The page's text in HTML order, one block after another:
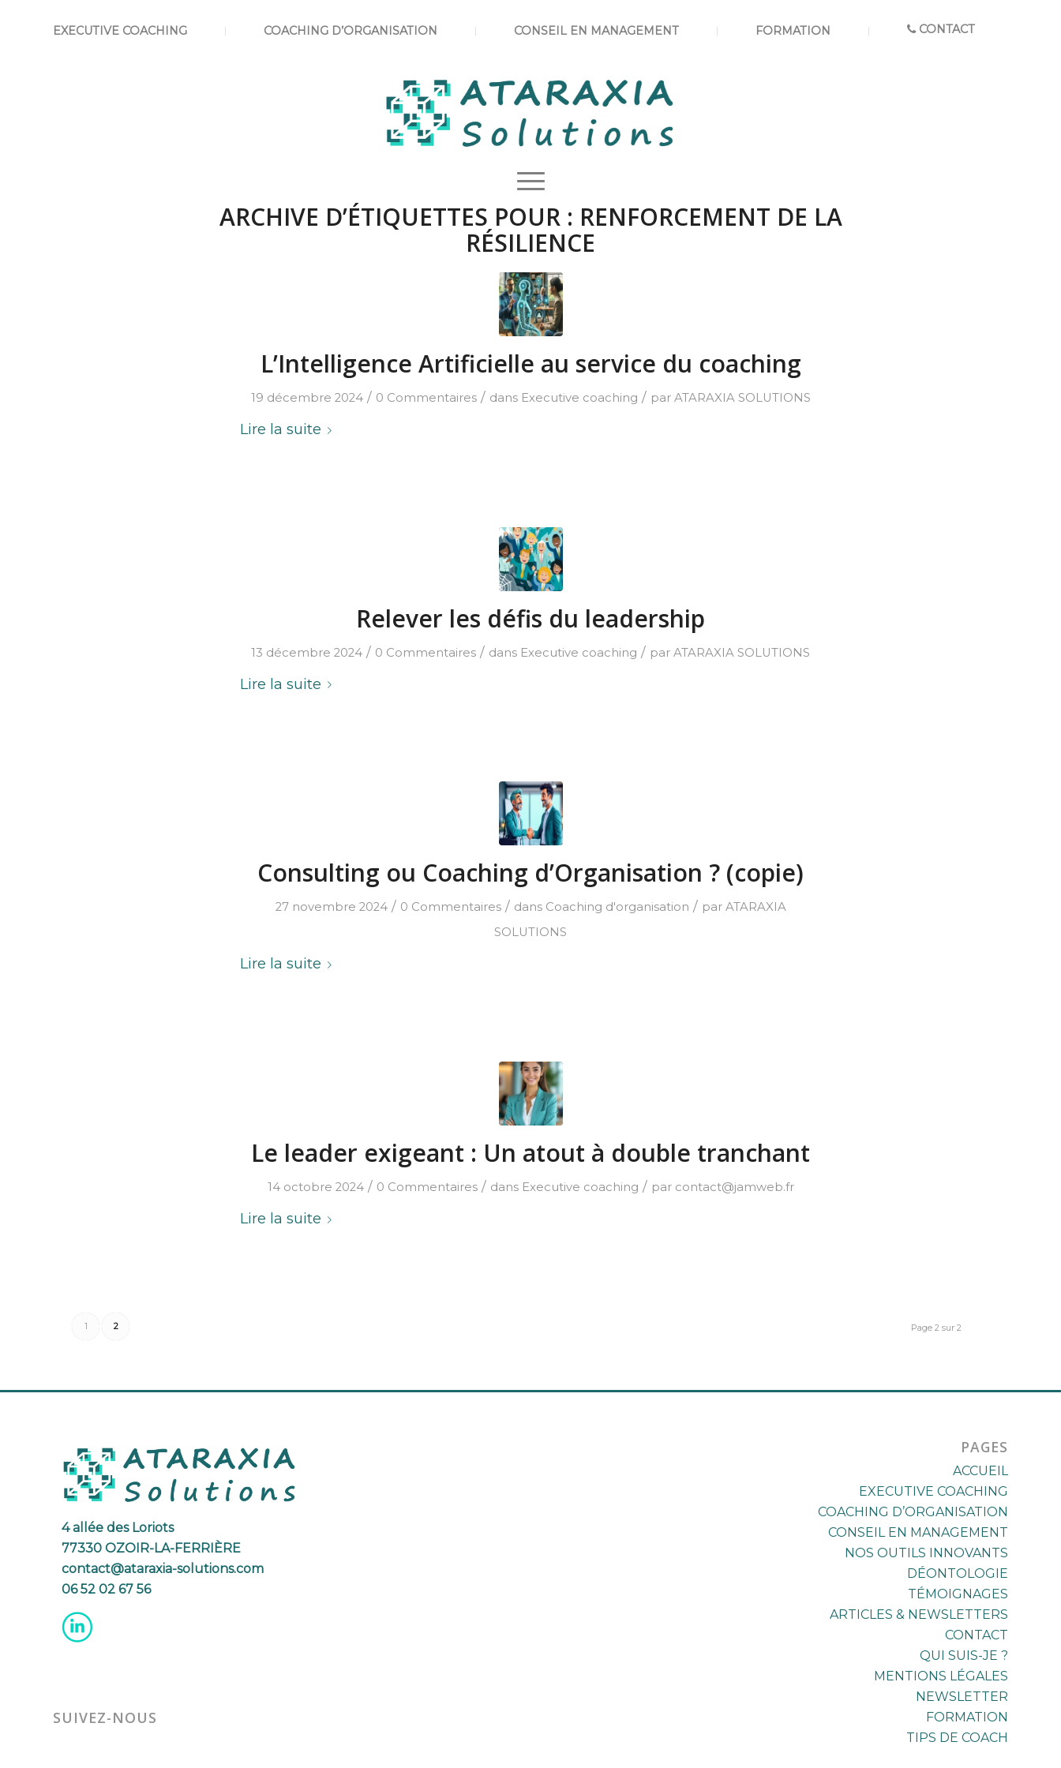
EXECUTIVE COACHING COACHING D’ORGANISATION CONSEIL EN MANAGEMENT FORMATION CONTACT
ARCHIVE D’ÉTIQUETTES POUR : RENFORCEMENT DE LA
RÉSILIENCE
L’Intelligence Artificielle au service du coaching
19 décembre 2024 / 0 Commentaires / dans Executive coaching / par ATARAXIA SOLUTIONS
Lire la suite
Relever les défis du leadership
13 décembre 2024 / 0 Commentaires / dans Executive coaching / par ATARAXIA SOLUTIONS
Lire la suite
Consulting ou Coaching d’Organisation ? (copie)
27 novembre 2024 / 0 Commentaires / dans Coaching d'organisation / par ATARAXIA
SOLUTIONS
Lire la suite
Le leader exigeant : Un atout à double tranchant
14 octobre 2024 / 0 Commentaires / dans Executive coaching / par contact@jamweb.fr
Lire la suite
Page 2 sur 2
1 2
4 allée des Loriots
77330 OZOIR-LA-FERRIÈRE
contact@ataraxia-solutions.com
06 52 02 67 56
SUIVEZ-NOUS
PAGES
ACCUEIL
EXECUTIVE COACHING
COACHING D’ORGANISATION
CONSEIL EN MANAGEMENT
NOS OUTILS INNOVANTS
DÉONTOLOGIE
TÉMOIGNAGES
ARTICLES & NEWSLETTERS
CONTACT
QUI SUIS-JE ?
MENTIONS LÉGALES
NEWSLETTER
FORMATION
TIPS DE COACH